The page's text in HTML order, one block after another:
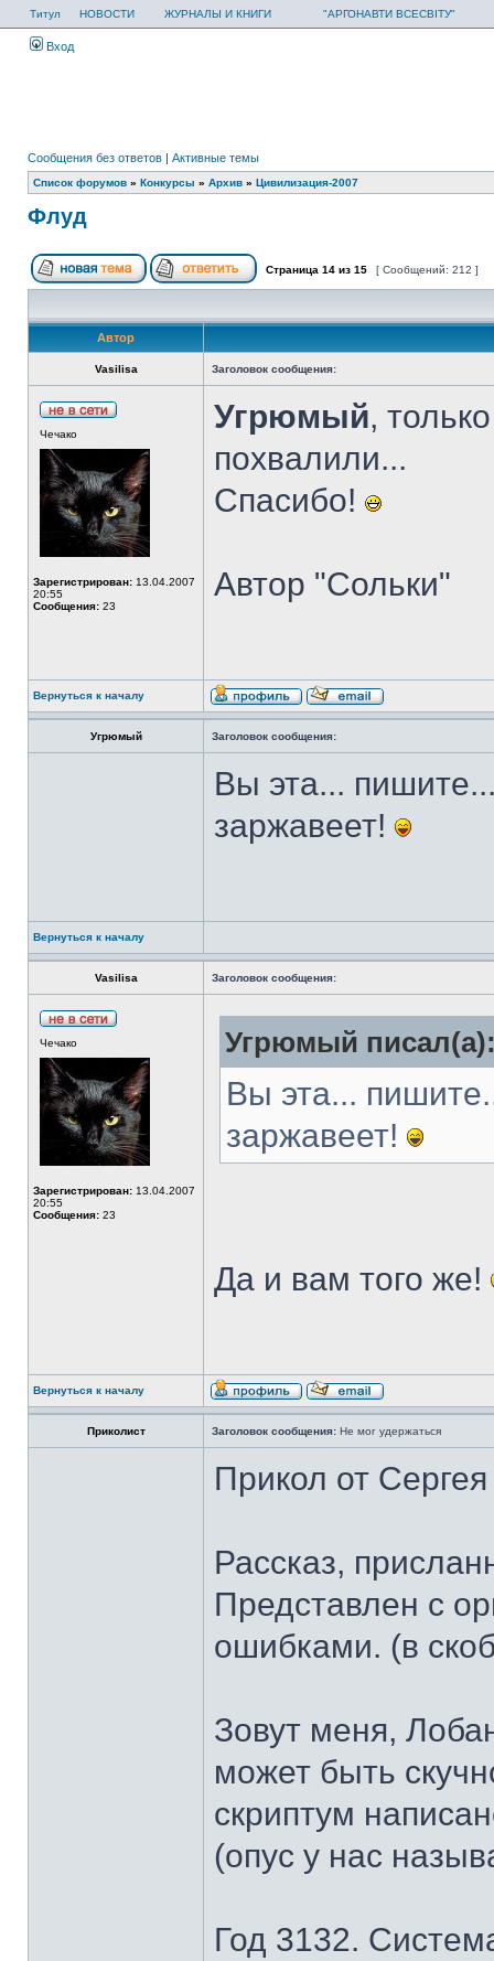
Титул НОВОСТИ ЖУРНАЛЫ И КНИГИ "АРГОНАВТИ ВСЕСВІТУ"
Вход
Сообщения без ответов | Активные темы
Список форумов » Конкурсы » Архив » Цивилизация-2007
Флуд
Страница 14 из 15 [ Сообщений: 212 ]
Автор
Vasilisa Заголовок сообщения:
Чечако
Зарегистрирован: 13.04.2007
20:55
Сообщения: 23
Угрюмый,
похвалили...
Спасибо!
Автор "Сольки"
Вернуться к началу
Угрюмый Заголовок сообщения:
Вы эта...
заржавеет!
Вернуться к началу
Vasilisa Заголовок сообщения:
Чечако
Зарегистрирован: 13.04.2007
20:55
Сообщения: 23
Угрюмый
Вы эта...
заржавеет!
Да и вам того же!
Вернуться к началу
Приколист Заголовок сообщения: Не мог удержаться
Прикол от
Рассказ,
Представлен с
ошибками. (в
Зовут меня,
может быть
скриптум
(опус у нас
Год 3132.